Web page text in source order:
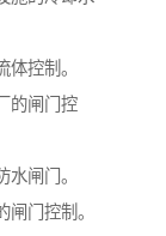
控制。
的闸门控
闸门。
门控制。